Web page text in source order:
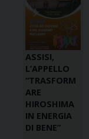
ASSISI,
L’APPELLO
“TRASFORM
ARE
HIROSHIMA
IN ENERGIA
DI BENE”